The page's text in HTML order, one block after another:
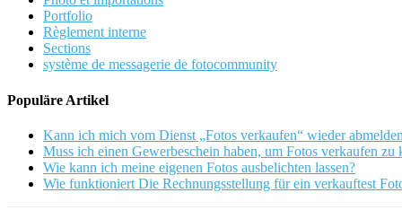
Portfolio
Règlement interne
Sections
système de messagerie de fotocommunity
Populäre Artikel
Kann ich mich vom Dienst „Fotos verkaufen“ wieder
Muss ich einen Gewerbeschein haben, um Fotos verkaufen zu
Wie kann ich meine eigenen Fotos ausbelichten lassen?
Wie funktioniert Die Rechnungsstellung für ein verkauftest